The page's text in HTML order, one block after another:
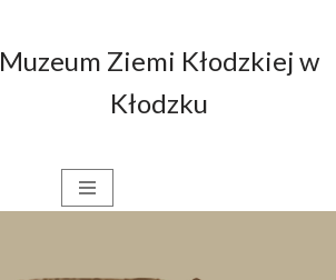
Muzeum Ziemi Kłodzkiej w
Kłodzku